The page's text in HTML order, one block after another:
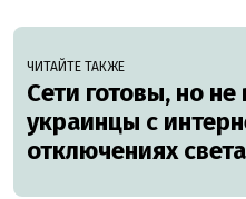
ЧИТАЙТЕ ТАКЖЕ
Сети готовы, но не
украинцы с
отключениях света